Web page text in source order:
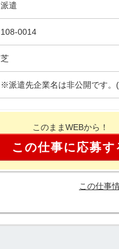
派遣
108-0014
芝
※派遣先企業名は非公開です。
このままWEBから！
この仕事に応募す
この仕事